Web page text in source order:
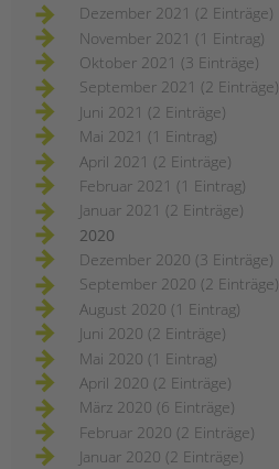
Dezember 2021 (2 Einträge)
November 2021 (1 Eintrag)
Oktober 2021 (3 Einträge)
September 2021 (2 Einträge)
Juni 2021 (2 Einträge)
Mai 2021 (1 Eintrag)
April 2021 (2 Einträge)
Februar 2021 (1 Eintrag)
Januar 2021 (2 Einträge)
2020
Dezember 2020 (3 Einträge)
September 2020 (2 Einträge)
August 2020 (1 Eintrag)
Juni 2020 (2 Einträge)
Mai 2020 (1 Eintrag)
April 2020 (2 Einträge)
März 2020 (6 Einträge)
Februar 2020 (2 Einträge)
Januar 2020 (2 Einträge)